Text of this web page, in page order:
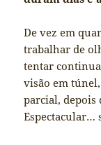
De vez em
trabalhar de
tentar
visão em
parcial, depois
Espectacular…